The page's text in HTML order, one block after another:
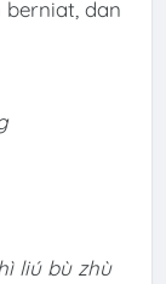
dan
liú bù zhù